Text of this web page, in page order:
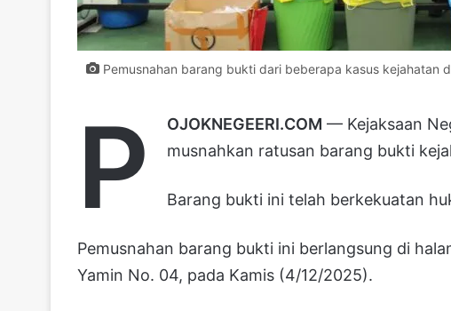
Pemusnahan barang bukti dari beberapa kasus kejahatan
P OJOKNEGEERI.COM — Kejaksaan
musnahkan ratusan barang bukti
Barang bukti ini telah berkekuatan
Pemusnahan barang bukti ini berlangsung di
Yamin No. 04, pada Kamis (4/12/2025).